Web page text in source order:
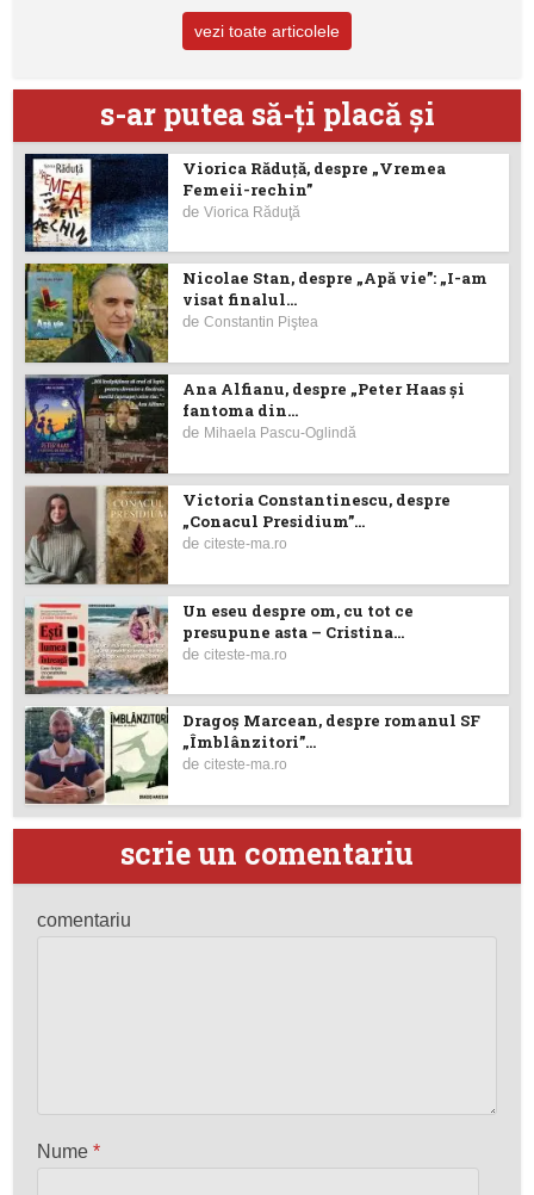
vezi toate articolele
s-ar putea să-ţi placă şi
Viorica Răduţă, despre „Vremea
Femeii-rechin”
deViorica Răduţă
Nicolae Stan, despre „Apă vie”: „I-am
visat finalul...
deConstantin Piştea
Ana Alfianu, despre „Peter Haas și
fantoma din...
de Mihaela Pascu-Oglindă
Victoria Constantinescu, despre
„Conacul Presidium”...
deciteste-ma.ro
Un eseu despre om, cu tot ce
presupune asta – Cristina...
deciteste-ma.ro
Dragoş Marcean, despre romanul SF
„Îmblânzitori”...
deciteste-ma.ro
scrie un comentariu
comentariu
Nume*